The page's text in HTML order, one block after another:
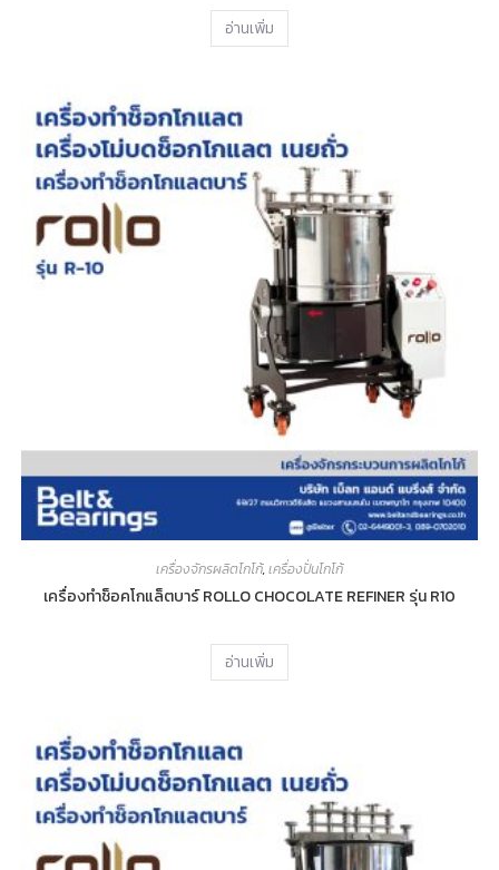
อ่านเพิ่ม
เครื่องจักรผลิตโกโก้,เครื่องปั่นโกโก้
เครื่องทำช็อคโกแล็ตบาร์ ROLLO CHOCOLATE REFINER รุ่น R10
อ่านเพิ่ม